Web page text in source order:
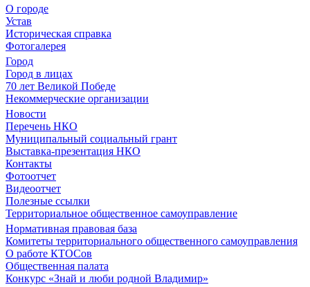
О городе
Устав
Историческая справка
Фотогалерея
Город
Город в лицах
70 лет Великой Победе
Некоммерческие организации
Новости
Перечень НКО
Муниципальный социальный грант
Выставка-презентация НКО
Контакты
Фотоотчет
Видеоотчет
Полезные ссылки
Территориальное общественное самоуправление
Нормативная правовая база
Комитеты территориального общественного самоуправления
О работе КТОСов
Общественная палата
Конкурс «Знай и люби родной Владимир»